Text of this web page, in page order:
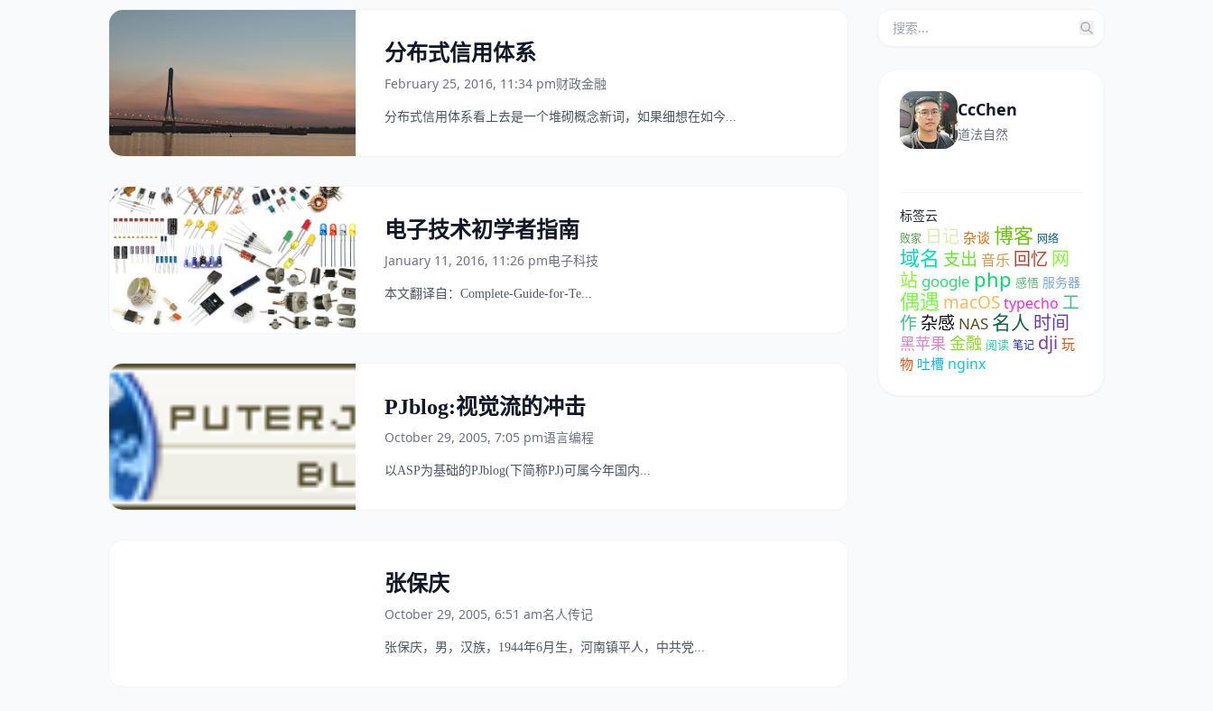
分布式信用体系
February 25, 2016, 11:34 pm财政金融
分布式信用体系看上去是一个堆砌概念新词，如果细想在如今...
电子技术初学者指南
January 11, 2016, 11:26 pm电子科技
本文翻译自：Complete-Guide-for-Te...
PJblog:视觉流的冲击
October 29, 2005, 7:05 pm语言编程
以ASP为基础的PJblog(下简称PJ)可属今年国内...
张保庆
October 29, 2005, 6:51 am名人传记
张保庆，男，汉族，1944年6月生，河南镇平人，中共党...
CcChen
道法自然
标签云
败家 日记 杂谈 博客 网络
域名 支出 音乐 回忆 网
站 google php 感悟 服务器
偶遇 macOStypecho 工
作杂感 NAS 名人 时间
黑苹果 金融 阅读 笔记 dji 玩
物 吐槽 nginx